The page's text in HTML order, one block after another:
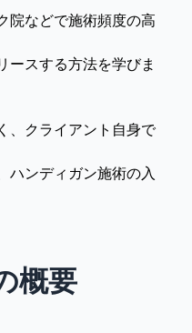
院などで施術頻度の高
ースする方法を学びま
、クライアント自身で
ハンディガン施術の入
概要